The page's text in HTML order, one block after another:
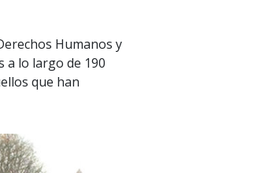
Humanos y
a lo largo de 190
que han